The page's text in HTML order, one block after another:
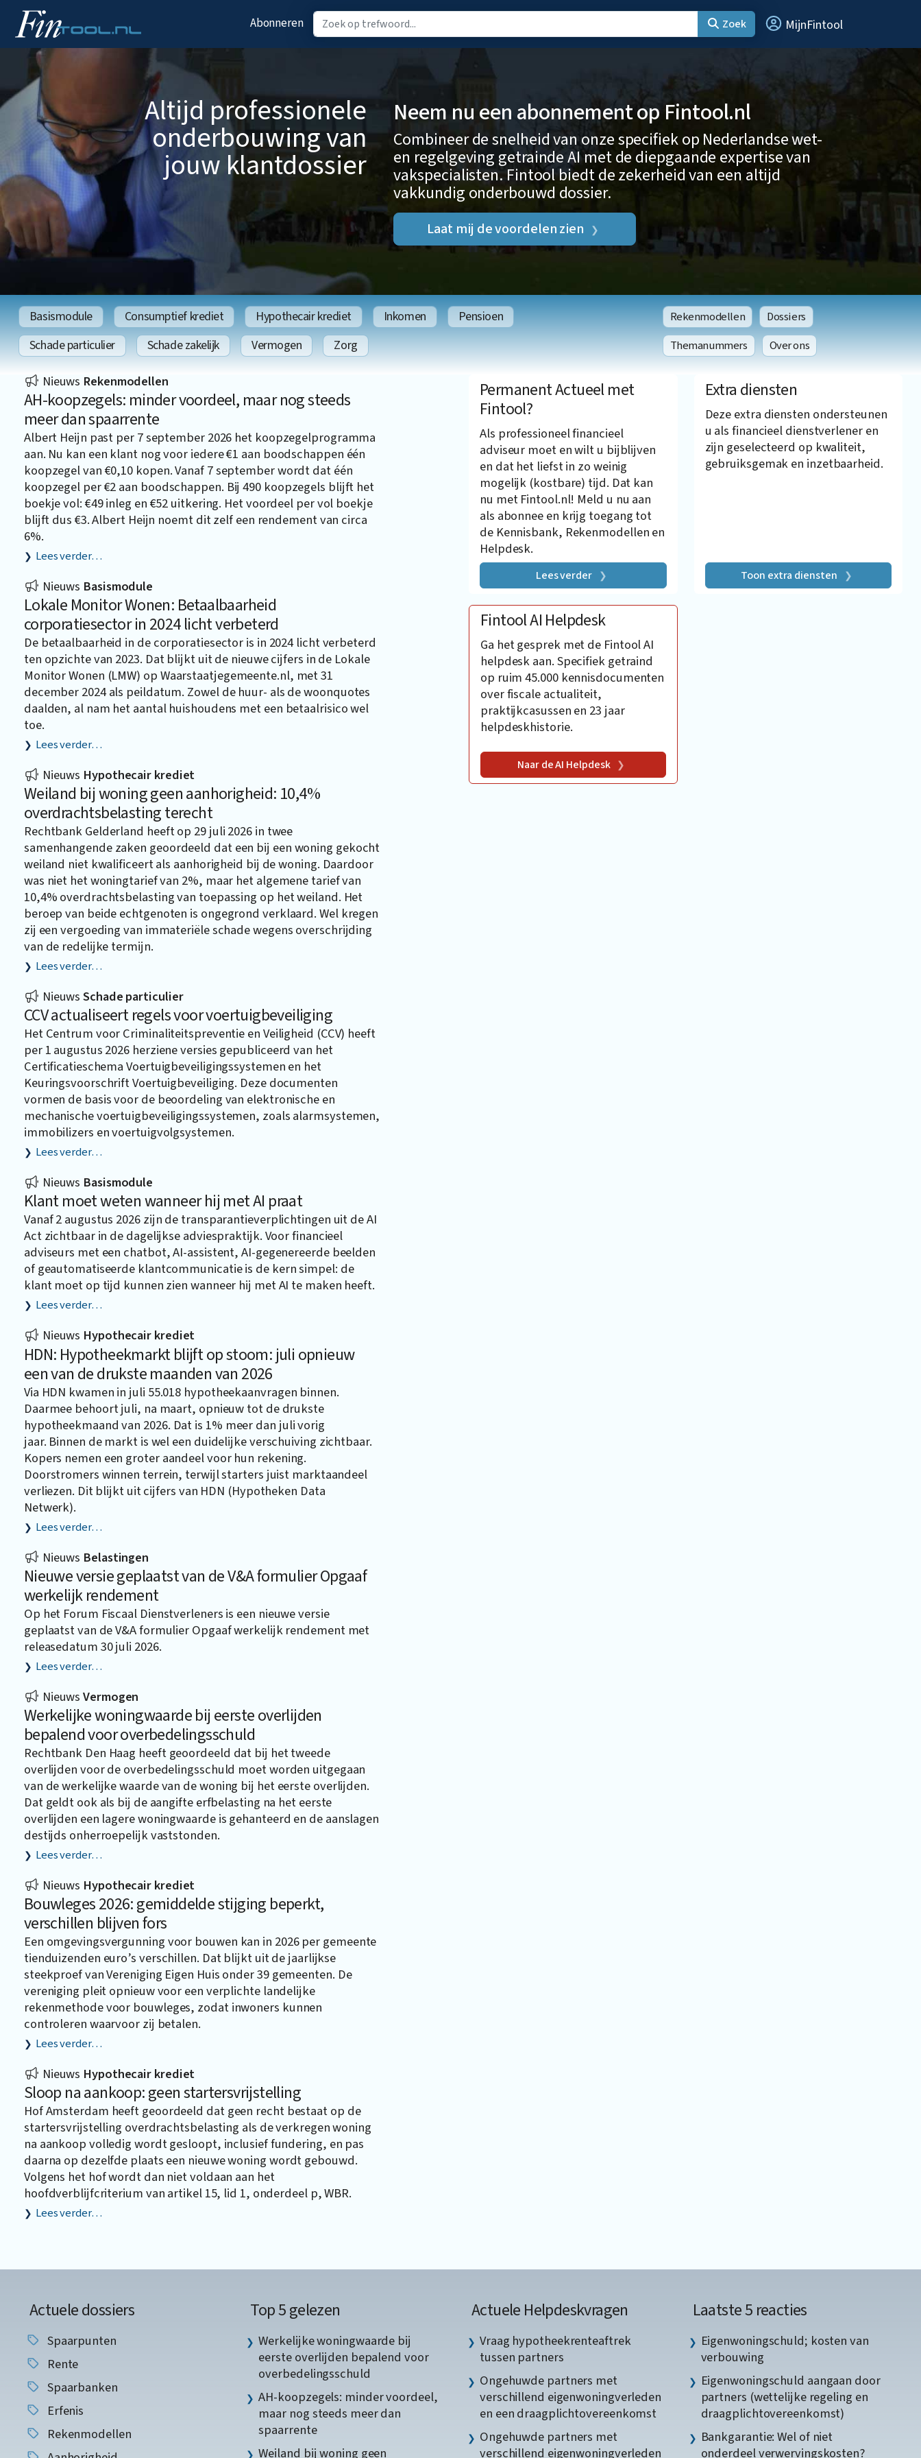
Abonneren Zoek MijnFintool
Altijd professionele
onderbouwing van
jouw klantdossier
Neem nu een abonnement op Fintool.nl
Combineer de snelheid van onze specifiek op Nederlandse wet-
en regelgeving getrainde AI met de diepgaande expertise van
vakspecialisten. Fintool biedt de zekerheid van een altijd
vakkundig onderbouwd dossier.
Laat mij de voordelen zien
Basismodule Consumptief krediet Hypothecair krediet Inkomen
Pensioen
Schade particulier
Schade zakelijk Vermogen Zorg
Rekenmodellen
Dossiers
Themanummers
Over ons
Nieuws Rekenmodellen
AH-koopzegels: minder voordeel, maar nog steeds
meer dan spaarrente
Albert Heijn past per 7 september 2026 het koopzegelprogramma
aan. Nu kan een klant nog voor iedere €1 aan boodschappen één
koopzegel van €0,10 kopen. Vanaf 7 september wordt dat één
koopzegel per €2 aan boodschappen. Bij 490 koopzegels blijft het
boekje vol: €49 inleg en €52 uitkering. Het voordeel per vol boekje
blijft dus €3. Albert Heijn noemt dit zelf een rendement van circa
6%.
Lees verder…
Nieuws Basismodule
Lokale Monitor Wonen: Betaalbaarheid
corporatiesector in 2024 licht verbeterd
De betaalbaarheid in de corporatiesector is in 2024 licht verbeterd
ten opzichte van 2023. Dat blijkt uit de nieuwe cijfers in de Lokale
Monitor Wonen (LMW) opWaarstaatjegemeente.nl, met 31
december 2024 als peildatum. Zowel de huur- als de woonquotes
daalden, al nam het aantal huishoudens met een betaalrisico wel
toe.
Lees verder…
Nieuws Hypothecair krediet
Weiland bij woning geen aanhorigheid: 10,4%
overdrachtsbelasting terecht
Rechtbank Gelderland heeft op 29 juli 2026 in twee
samenhangende zaken geoordeeld dat een bij een woning gekocht
weiland niet kwalificeert als aanhorigheid bij de woning. Daardoor
was niet het woningtarief van 2%, maar het algemene tarief van
10,4% overdrachtsbelasting van toepassing op het weiland. Het
beroep van beide echtgenoten is ongegrond verklaard. Wel kregen
zij een vergoeding van immateriële schade wegens overschrijding
van de redelijke termijn.
Lees verder…
NieuwsSchade particulier
CCV actualiseert regels voor voertuigbeveiliging
Het Centrum voor Criminaliteitspreventie en Veiligheid (CCV) heeft
per 1 augustus 2026 herziene versies gepubliceerd van het
Certificatieschema Voertuigbeveiligingssystemen en het
Keuringsvoorschrift Voertuigbeveiliging. Deze documenten
vormen de basis voor de beoordeling van elektronische en
mechanische voertuigbeveiligingssystemen, zoals alarmsystemen,
immobilizers en voertuigvolgsystemen.
Lees verder…
Nieuws Basismodule
Klant moet weten wanneer hij met AI praat
Vanaf 2 augustus 2026 zijn de transparantieverplichtingen uit de AI
Act zichtbaar in de dagelijkse adviespraktijk. Voor financieel
adviseurs met een chatbot, AI-assistent, AI-gegenereerde beelden
of geautomatiseerde klantcommunicatie is de kern simpel: de
klant moet op tijd kunnen zien wanneer hij met AI te maken heeft.
Lees verder…
Nieuws Hypothecair krediet
HDN: Hypotheekmarkt blijft op stoom: juli opnieuw
een van de drukste maanden van 2026
Via HDN kwamen in juli 55.018 hypotheekaanvragen binnen.
Daarmee behoort juli, na maart, opnieuw tot de drukste
hypotheekmaand van 2026. Dat is 1% meer dan juli vorig
jaar. Binnen de markt is wel een duidelijke verschuiving zichtbaar.
Kopers nemen een groter aandeel voor hun rekening.
Doorstromers winnen terrein, terwijl starters juist marktaandeel
verliezen. Dit blijkt uit cijfers van HDN (Hypotheken Data
Netwerk).
Lees verder…
Nieuws Belastingen
Nieuwe versie geplaatst van de V&A formulier Opgaaf
werkelijk rendement
Op het Forum Fiscaal Dienstverleners is een nieuwe versie
geplaatst van de V&A formulier Opgaaf werkelijk rendement met
releasedatum 30 juli 2026.
Lees verder…
NieuwsVermogen
Werkelijke woningwaarde bij eerste overlijden
bepalend voor overbedelingsschuld
Rechtbank Den Haag heeft geoordeeld dat bij het tweede
overlijden voor de overbedelingsschuld moet worden uitgegaan
van de werkelijke waarde van de woning bij het eerste overlijden.
Dat geldt ook als bij de aangifte erfbelasting na het eerste
overlijden een lagere woningwaarde is gehanteerd en de aanslagen
destijds onherroepelijk vaststonden.
Lees verder…
Nieuws Hypothecair krediet
Bouwleges 2026: gemiddelde stijging beperkt,
verschillen blijven fors
Een omgevingsvergunning voor bouwen kan in 2026 per gemeente
tienduizenden euro’s verschillen. Dat blijkt uit de jaarlijkse
steekproef van Vereniging Eigen Huis onder 39 gemeenten. De
vereniging pleit opnieuw voor een verplichte landelijke
rekenmethode voor bouwleges, zodat inwoners kunnen
controleren waarvoor zij betalen.
Lees verder…
Nieuws Hypothecair krediet
Sloop na aankoop: geen startersvrijstelling
Hof Amsterdam heeft geoordeeld dat geen recht bestaat op de
startersvrijstelling overdrachtsbelasting als de verkregen woning
na aankoop volledig wordt gesloopt, inclusief fundering, en pas
daarna op dezelfde plaats een nieuwe woning wordt gebouwd.
Volgens het hof wordt dan niet voldaan aan het
hoofdverblijfcriterium van artikel 15, lid 1, onderdeel p, WBR.
Lees verder…
Permanent Actueel met
Fintool?
Als professioneel financieel
adviseur moet en wilt u bijblijven
en dat het liefst in zo weinig
mogelijk (kostbare) tijd. Dat kan
nu met Fintool.nl! Meld u nu aan
als abonnee en krijg toegang tot
de Kennisbank, Rekenmodellen en
Helpdesk.
Lees verder
Extra diensten
Deze extra diensten ondersteunen
u als financieel dienstverlener en
zijn geselecteerd op kwaliteit,
gebruiksgemak en inzetbaarheid.
Toon extra diensten
Fintool AI Helpdesk
Ga het gesprek met de Fintool AI
helpdesk aan. Specifiek getraind
op ruim 45.000 kennisdocumenten
over fiscale actualiteit,
praktijkcasussen en 23 jaar
helpdeskhistorie.
Naar de AI Helpdesk
Actuele dossiers
Spaarpunten
Rente
Spaarbanken
Erfenis
Rekenmodellen
Top 5 gelezen
Werkelijke woningwaarde bij
eerste overlijden bepalend voor
overbedelingsschuld
AH-koopzegels: minder voordeel,
maar nog steeds meer dan
spaarrente
Weiland bij woning geen
Actuele Helpdeskvragen
Vraag hypotheekrenteaftrek
tussen partners
Ongehuwde partners met
verschillend eigenwoningverleden
en een draagplichtovereenkomst
Ongehuwde partners met
verschillend eigenwoningverleden
Laatste 5 reacties
Eigenwoningschuld; kosten van
verbouwing
Eigenwoningschuld aangaan door
partners (wettelijke regeling en
draagplichtovereenkomst)
Bankgarantie: Wel of niet
onderdeel verwervingskosten?